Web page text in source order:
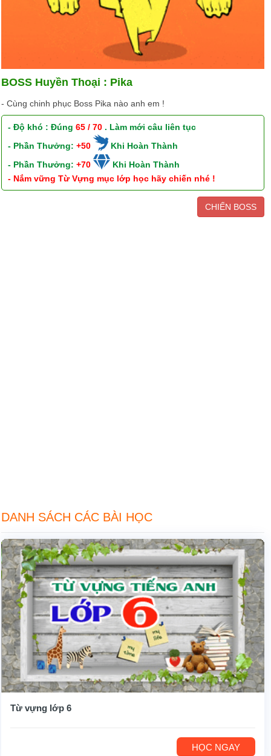
BOSS Huyền Thoại : Pika
- Cùng chinh phục Boss Pika nào anh em !
- Độ khó : Đúng65 / 70 . Làm mới câu liên tục
- Phần Thưởng:+50
Khi Hoàn Thành
- Phần Thưởng:+70
Khi Hoàn Thành
- Nắm vững Từ Vựng mục lớp học hãy chiến nhé !
CHIẾN BOSS
DANH SÁCH CÁC BÀI HỌC
Từ vựng lớp 6
HỌC NGAY